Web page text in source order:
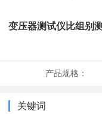
变压器测试仪比组别
产品规格：
关键词